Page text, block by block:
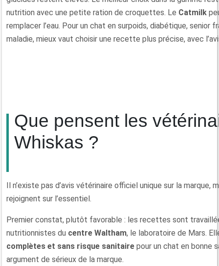
nutrition avec une petite ration de croquettes. Le Catmilk
remplacer l’eau. Pour un chat en surpoids, diabétique, senior
maladie, mieux vaut choisir une recette plus précise, avec
Que pensent les
Whiskas ?
Il n’existe pas d’avis vétérinaire officiel unique sur la marque,
rejoignent sur l’essentiel.
Premier constat, plutôt favorable : les recettes sont
nutritionnistes du centre Waltham, le laboratoire de Mars.
complètes et sans risque sanitaire pour un chat en bonne
argument de sérieux de la marque.